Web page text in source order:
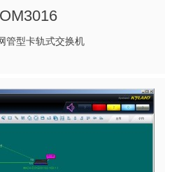
管型卡轨式交换机